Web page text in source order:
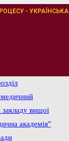
- УКРАЇНСЬКА